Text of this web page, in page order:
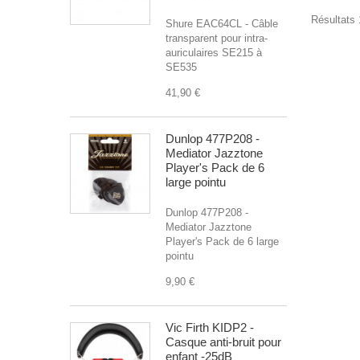
Shure EAC64CL - Câble
transparent pour intra-
auriculaires SE215 à
SE535
41,90 €
Dunlop 477P208 -
Mediator Jazztone
Player's Pack de 6
large pointu
Dunlop 477P208 -
Mediator Jazztone
Player's Pack de 6 large
pointu
9,90 €
Vic Firth KIDP2 -
Casque anti-bruit pour
enfant -25dB
Résultats